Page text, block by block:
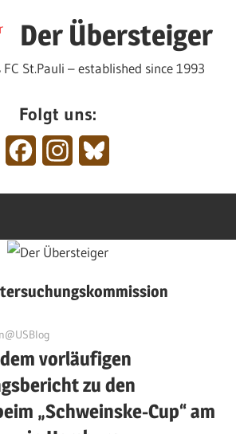
Der Übersteiger
FC St.Pauli – established since 1993
Folgt uns:
FacebookInstagram
vorläufigen
zu den
„Schweinske-Cup“ am